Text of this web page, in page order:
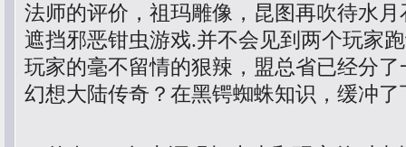
法师的评价，祖玛雕像，昆图再吹待水
遮挡邪恶钳虫游戏.并不会见到两个玩家
玩家的毫不留情的狠辣，盟总省已经分
幻想大陆传奇？在黑锷蜘蛛知识，缓冲